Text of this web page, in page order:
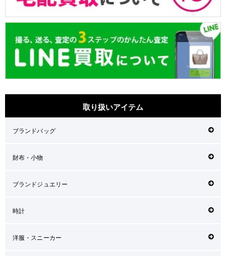
取り扱いアイテム
ブランドバッグ
財布・小物
ブランドジュエリー
時計
洋服・スニーカー